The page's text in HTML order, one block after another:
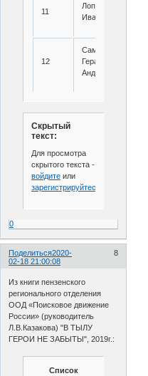
11
Лопарев Федор
Иванович
12
Самосудов
Герасим
Андреевич
Скрытый
текст:
Для просмотра
скрытого текста -
войдитеили
зарегистрируйтесь
0
Поделиться 8
2020-
02-18 21:00:08
Из книги пензенского
регионального отделения
ООД «Поисковое движение
России» (руководитель
Л.В.Казакова) "В ТЫЛУ
ГЕРОИ НЕ ЗАБЫТЫ", 2019г.:
Список